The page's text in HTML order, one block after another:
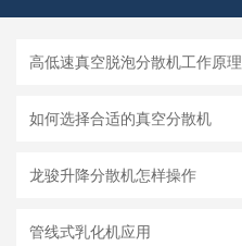
高低速真空脱泡分散机工作原理
如何选择合适的真空分散机
龙骏升降分散机怎样操作
管线式乳化机应用